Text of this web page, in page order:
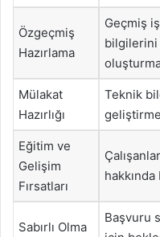
Özgeçmiş
Hazırlama
Geçmiş
bilgilerini
Mülakat
Hazırlığı
Teknik
Eğitim ve
Gelişim
Fırsatları
Sabırlı Olma
Başvuru